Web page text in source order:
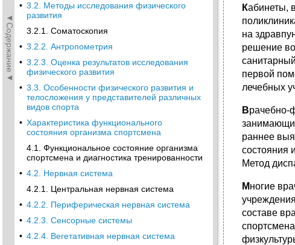
◄Содержание◄
• 3.2. Методы исследования физического
развития
3.2.1. Соматоскопия
• 3.2.2. Антропометрия
• 3.2.3. Оценка результатов исследования
физического развития
• 3.3. Особенности физического развития и
телосложения у представителей различных
видов спорта
• Характеристика функционального
состояния организма спортсмена
4.1. Функциональное состояние организма
спортсмена и диагностика тренированности
• 4.2. Нервная система
4.2.1. Центральная нервная система
• 4.2.2. Периферическая нервная система
• 4.2.3. Сенсорные системы
• 4.2.4. Вегетативная нервная система
Кабинеты,
на
решение
первой
лечебных
Врачебно-
раннее
состояния
Метод
Многие
составе